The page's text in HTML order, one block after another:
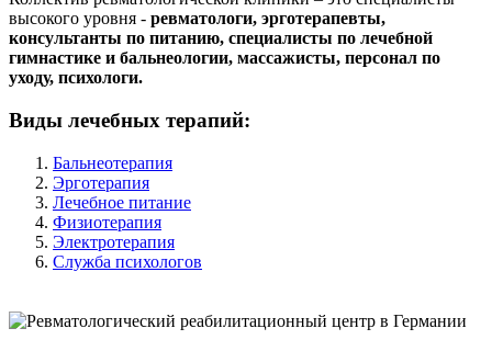
высокого уровня - ревматологи, эрготерапевты,
консультанты по питанию, специалисты по лечебной
гимнастике и бальнеологии, массажисты, персонал по
уходу, психологи.
Виды лечебных терапий:
Бальнеотерапия
Эрготерапия
Лечебное питание
Физиотерапия
Электротерапия
Служба психологов